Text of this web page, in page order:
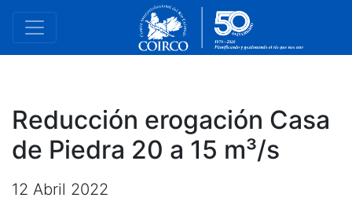
Reducción erogación Casa
de Piedra 20 a 15 m³/s
12 Abril 2022